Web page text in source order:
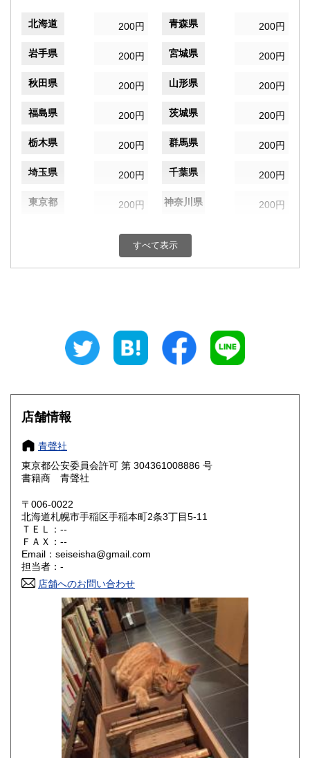
北海道 200円 青森県 200円
岩手県 200円 宮城県 200円
秋田県 200円 山形県 200円
福島県 200円 茨城県 200円
栃木県 200円 群馬県 200円
埼玉県 200円 千葉県 200円
東京都 200円 神奈川県 200円
200円 富山県
200円 三重県
大阪府
奈良県
鳥取県 200円 島根県
岡山県
山口県
香川県
高知県 200円
200円 長崎県
200円 大分県
200円 鹿児島県
200円
すべて表示
店舗情報
青聲社
東京都公安委員会許可 第 304361008886 号
書籍商 青聲社
〒006-0022
北海道札幌市手稲区手稲本町2条3丁目5-11
ＴＥＬ：--
ＦＡＸ：--
Email：seiseisha@gmail.com
担当者：-
店舗へのお問い合わせ